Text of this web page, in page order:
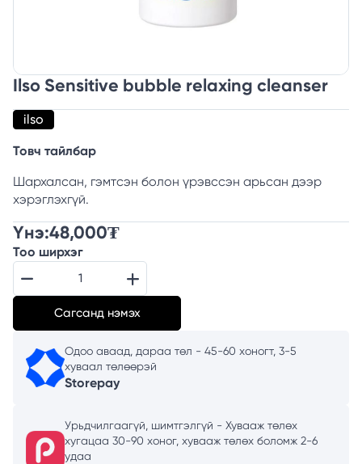
Ilso Sensitive bubble relaxing cleanser
ilso
Товч тайлбар
Шархалсан, гэмтсэн болон үрэвссэн арьсан дээр
хэрэглэхгүй.
Үнэ:48,000₮
Тоо ширхэг
Сагсанд нэмэх
Одоо аваад, дараа төл - 45-60 хоногт, 3-5
хуваал төлөөрэй
Storepay
Урьдчилгаагүй, шимтгэлгүй - Хувааж төлөх
хугацаа 30-90 хоног, хувааж төлөх боломж 2-6
удаа